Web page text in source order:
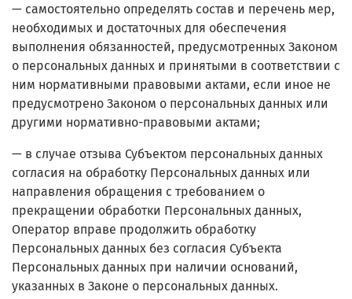
— самостоятельно определять состав и перечень мер,
необходимых и достаточных для обеспечения
выполнения обязанностей, предусмотренных Законом
о персональных данных и принятыми в соответствии с
ним нормативными правовыми актами, если иное не
предусмотрено Законом о персональных данных или
другими нормативно-правовыми актами;
— в случае отзыва Субъектом персональных данных
согласия на обработку Персональных данных или
направления обращения с требованием о
прекращении обработки Персональных данных,
Оператор вправе продолжить обработку
Персональных данных без согласия Субъекта
Персональных данных при наличии оснований,
указанных в Законе о персональных данных.